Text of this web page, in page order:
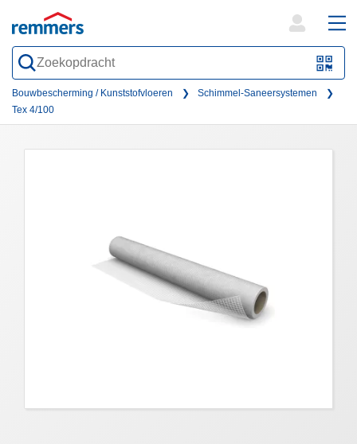
QR-
Code
form
Bouwbescherming / Kunststofvloeren
Schimmel-Saneersystemen
Tex 4/100